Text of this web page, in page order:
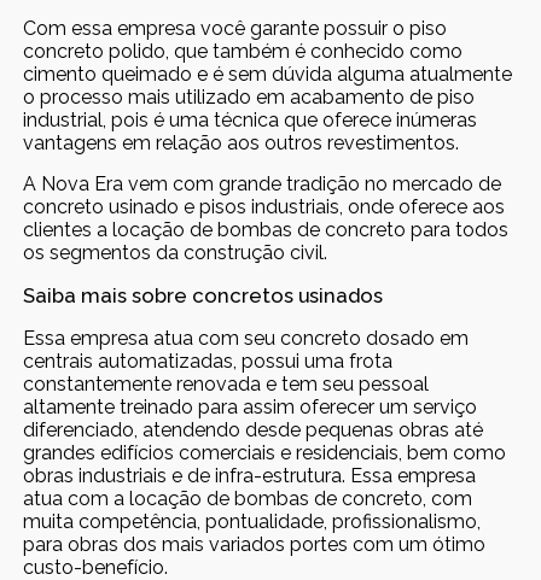
Com essa empresa você garante possuir o piso
concreto polido, que também é conhecido como
cimento queimado e é sem dúvida alguma atualmente
o processo mais utilizado em acabamento de piso
industrial, pois é uma técnica que oferece inúmeras
vantagens em relação aos outros revestimentos.
A Nova Era vem com grande tradição no mercado de
concreto usinado e pisos industriais, onde oferece aos
clientes a locação de bombas de concreto para todos
os segmentos da construção civil.
Saiba mais sobre concretos usinados
Essa empresa atua com seu concreto dosado em
centrais automatizadas, possui uma frota
constantemente renovada e tem seu pessoal
altamente treinado para assim oferecer um serviço
diferenciado, atendendo desde pequenas obras até
grandes edifícios comerciais e residenciais, bem como
obras industriais e de infra-estrutura. Essa empresa
atua com a locação de bombas de concreto, com
muita competência, pontualidade, profissionalismo,
para obras dos mais variados portes com um ótimo
custo-benefício.